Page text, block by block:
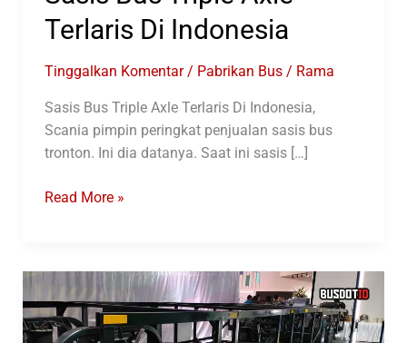
Terlaris Di Indonesia
Tinggalkan Komentar / Pabrikan Bus/ Rama
Sasis Bus Triple Axle Terlaris Di Indonesia,
Scania pimpin peringkat penjualan sasis bus
tronton. Ini dia datanya. Saat ini sasis […]
Sasis
Terlaris
Di
Indonesia
Read More »